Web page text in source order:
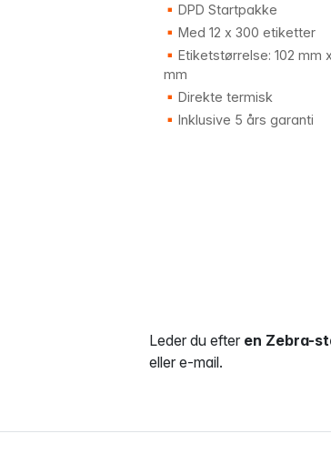
DPD Startpakke
Med 12 x 300 etiketter
Etiketstørrelse: 102 mm
mm
Direkte termisk
Inklusive 5 års garanti
Leder du efter en Zebra-
eller e-mail.